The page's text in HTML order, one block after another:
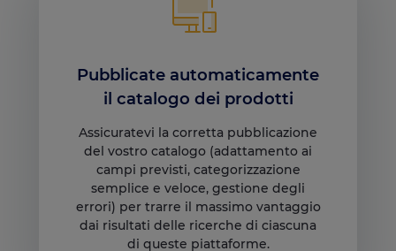
Pubblicate automaticamente
il catalogo dei prodotti
Assicuratevi la corretta pubblicazione
del vostro catalogo (adattamento ai
campi previsti, categorizzazione
semplice e veloce, gestione degli
errori) per trarre il massimo vantaggio
dai risultati delle ricerche di ciascuna
di queste piattaforme.